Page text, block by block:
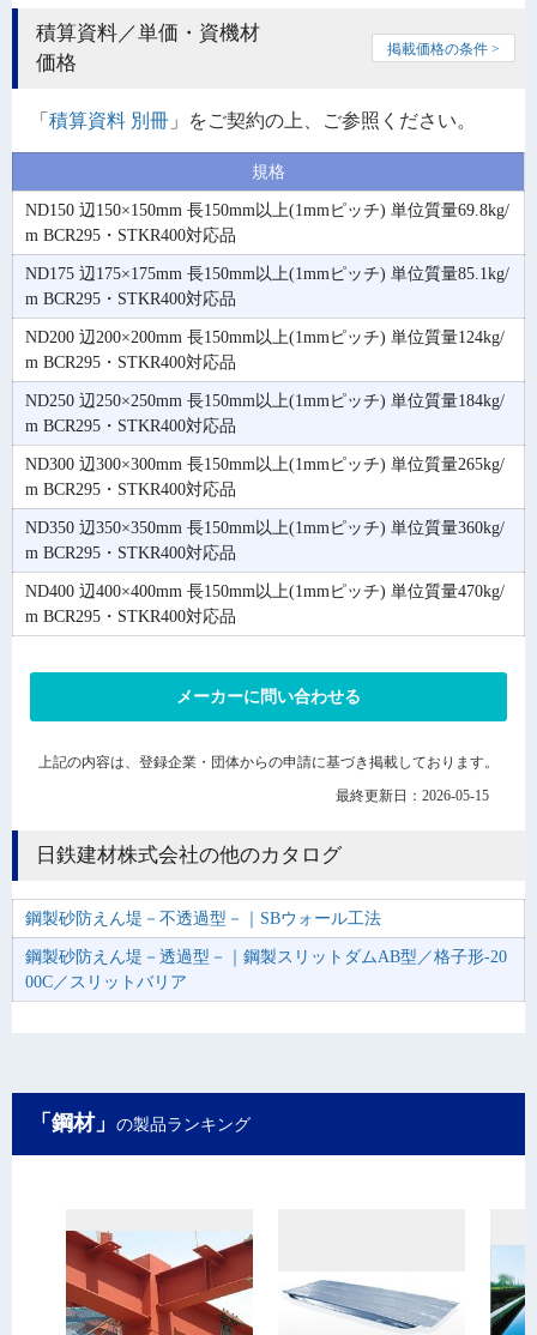
積算資料／単価・資機材
価格
掲載価格の条件 >
「 積算資料 別冊 」をご契約の上、ご参照ください。
規格
ND150 辺150×150mm 長150mm以上(1mmピッチ) 単位質量69.8kg/
m BCR295・STKR400対応品
ND175 辺175×175mm 長150mm以上(1mmピッチ) 単位質量85.1kg/
m BCR295・STKR400対応品
ND200 辺200×200mm 長150mm以上(1mmピッチ) 単位質量124kg/
m BCR295・STKR400対応品
ND250 辺250×250mm 長150mm以上(1mmピッチ) 単位質量184kg/
m BCR295・STKR400対応品
ND300 辺300×300mm 長150mm以上(1mmピッチ) 単位質量265kg/
m BCR295・STKR400対応品
ND350 辺350×350mm 長150mm以上(1mmピッチ) 単位質量360kg/
m BCR295・STKR400対応品
ND400 辺400×400mm 長150mm以上(1mmピッチ) 単位質量470kg/
m BCR295・STKR400対応品
メーカーに問い合わせる
上記の内容は、登録企業・団体からの申請に基づき掲載しております。
最終更新日：2026-05-15
日鉄建材株式会社の他のカタログ
鋼製砂防えん堤－不透過型－｜SBウォール工法
鋼製砂防えん堤－透過型－｜鋼製スリットダムAB型／格子形-20
00C／スリットバリア
「鋼材」 の製品ランキング